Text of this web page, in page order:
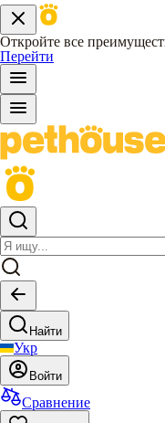
Откройте все
Перейти
Найти
Укр
Войти
Сравнение